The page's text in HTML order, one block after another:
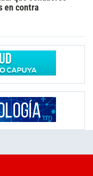
en contra